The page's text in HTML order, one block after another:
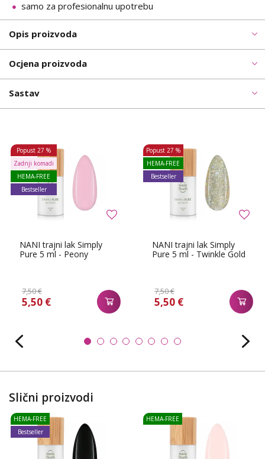
samo za profesionalnu upotrebu
Opis proizvoda
Ocjena proizvoda
Sastav
NANI trajni lak Simply
Pure 5 ml - Peony
7,50 €
5,50 €
Popust 27 %
Zadnji komadi
HEMA-FREE
Bestseller
NANI trajni lak Simply
Pure 5 ml - Twinkle Gold
7,50 €
5,50 €
Popust 27 %
HEMA-FREE
Bestseller
Slični proizvodi
HEMA-FREE
Bestseller
HEMA-FREE